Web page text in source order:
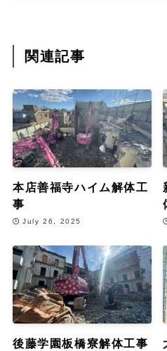
関連記事
本店善福寺ハイム解体工
事
July 26, 2025
後藤学園板橋寮解体工事